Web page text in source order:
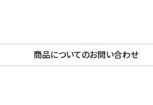
商品についてのお問い合わせ